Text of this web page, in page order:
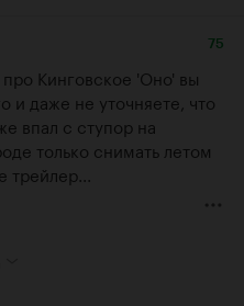
75
Кинговское 'Оно' вы
и даже не уточняете, что
впал с ступор на
только снимать летом
трейлер...